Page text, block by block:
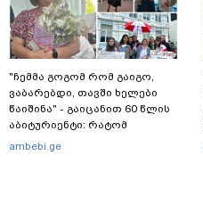
"ჩემმა გოგომ რომ გაიგო,
ვაბარებდი, თავში ხელები
წაიშინა" - გაიცანით 60 წლის
აბიტურიენტი: რატომ
გადაწყვიტა ბაგრატიონთა
შთამომავალმა პედაგოგმა
ambebi.ge